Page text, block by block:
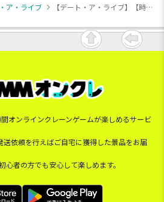
ア・ライブ 【デート・ア・ライブ】【時崎狂三】デート・ア・ライブ GLITTER&GLAMOURS-KURUMI TOKISAKI-
オンラインクレーンゲームが楽しめるサービ
依頼を行えばご自宅に獲得した景品をお届
者の方でも安心して楽しめます。